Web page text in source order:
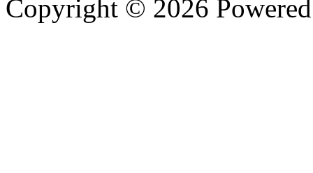
Copyright © 2026